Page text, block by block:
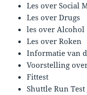
Les over Social
Les over Drugs
les over Alcohol
Les over Roken
Informatie van
Voorstelling
Fittest
Shuttle Run Test